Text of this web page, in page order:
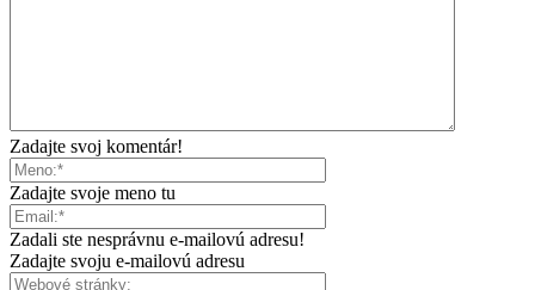
Zadajte svoj komentár!
Zadajte svoje meno tu
Zadali ste nesprávnu e-mailovú adresu!
Zadajte svoju e-mailovú adresu